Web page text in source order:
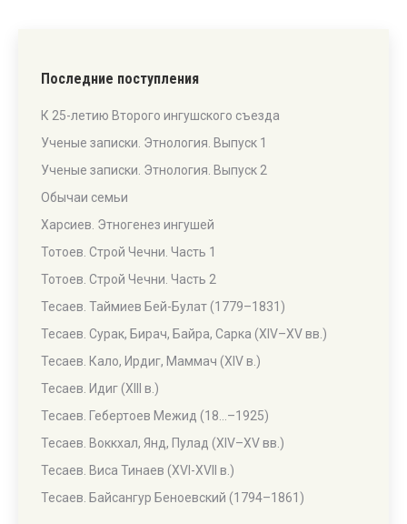
Последние поступления
К 25-летию Второго ингушского съезда
Ученые записки. Этнология. Выпуск 1
Ученые записки. Этнология. Выпуск 2
Обычаи семьи
Харсиев. Этногенез ингушей
Тотоев. Строй Чечни. Часть 1
Тотоев. Строй Чечни. Часть 2
Тесаев. Таймиев Бей-Булат (1779–1831)
Тесаев. Сурак, Бирач, Байра, Сарка (XIV–XV вв.)
Тесаев. Кало, Ирдиг, Маммач (XIV в.)
Тесаев. Идиг (XIII в.)
Тесаев. Гебертоев Межид (18…–1925)
Тесаев. Воккхал, Янд, Пулад (XIV–XV вв.)
Тесаев. Виса Тинаев (XVI-XVII в.)
Тесаев. Байсангур Беноевский (1794–1861)